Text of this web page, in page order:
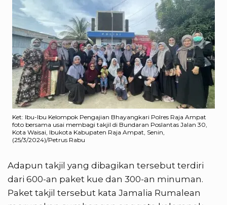
Ket: Ibu-Ibu Kelompok Pengajian Bhayangkari Polres Raja Ampat
foto bersama usai membagi takjil di Bundaran Poslantas Jalan 30,
Kota Waisai, Ibukota Kabupaten Raja Ampat, Senin,
(25/3/2024)/Petrus Rabu
Adapun takjil yang dibagikan tersebut terdiri
dari 600-an paket kue dan 300-an minuman.
Paket takjil tersebut kata Jamalia Rumalean